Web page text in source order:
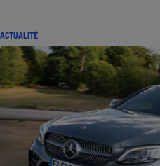
ACTUALITÉ